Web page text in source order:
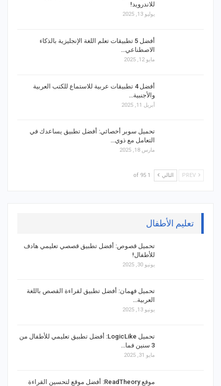
للاندرويد!
يوليو 13, 2025
أفضل 5 تطبيقات تعلم اللغة الإنجليزية بالذكاء
الاصطناعي…
مايو 12, 2025
أفضل 4 تطبيقات عربية للاستماع للكتب العربية
والأجنبية…
أبريل 11, 2025
تحميل سوبر أخصائي: أفضل تطبيق يساعدك في
التعامل مع ذوي…
مارس 18, 2025
التالي 1 of 95
تعليم الأطفال
تحميل قصوص: أفضل تطبيق قصصي تعليمي هادف
للأطفال!
يونيو 30, 2025
تحميل فهمان: أفضل تطبيق لقراءة القصص باللغة
العربية…
يونيو 13, 2025
تحميل LogicLike: أفضل تطبيق تعليمي للأطفال من
3 سنين فما…
مايو 31, 2025
موقع ReadTheory: أفضل موقع لتحسين القراءة